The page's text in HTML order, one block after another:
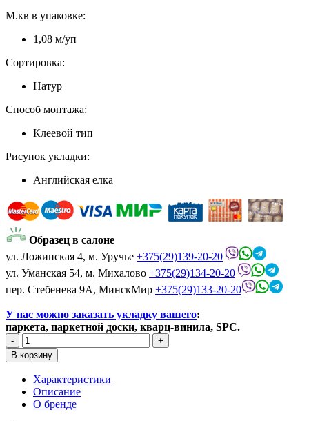
М.кв в упаковке:
1,08 м/уп
Сортировка:
Натур
Способ монтажа:
Клеевой тип
Рисунок укладки:
Английская елка
Образец в салоне
ул. Ложинская 4, м. Уручье +375(29)139-20-20
ул. Уманская 54, м. Михалово +375(29)134-20-20
пер. Стебенева 9А, МинскМир +375(29)133-20-20
У нас можно заказать укладку вашего:
паркета, паркетной доски, кварц-винила, SPC.
Характеристики
Описание
О бренде